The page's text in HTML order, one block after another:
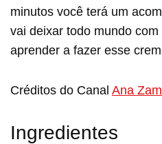
minutos você terá um
vai deixar todo mundo
aprender a fazer esse
Créditos do Canal Ana
Ingredientes